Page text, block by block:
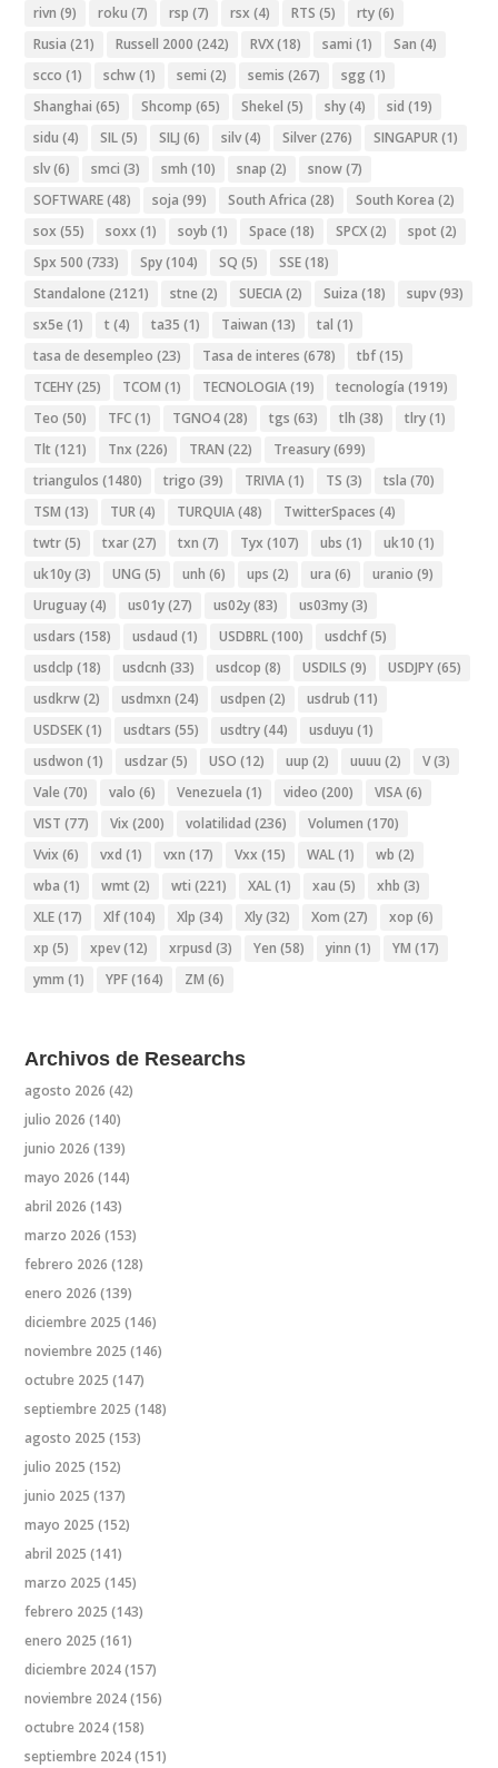
rivn (9) roku (7) rsp (7) rsx (4) RTS (5) rty(6)
Rusia (21) Russell 2000 (242) RVX(18) sami (1) San (4)
scco (1) schw(1) semi (2) semis (267) sgg (1)
Shanghai (65) Shcomp (65) Shekel (5) shy(4) sid (19)
sidu (4) SIL(5) SILJ (6) silv(4) Silver(276) SINGAPUR(1)
slv(6) smci (3) smh (10) snap (2) snow(7)
SOFTWARE(48) soja (99) South Africa (28) South Korea (2)
sox (55) soxx (1) soyb (1) Space (18) SPCX(2) spot (2)
Spx 500 (733) Spy(104) SQ (5) SSE(18)
Standalone (2121) stne (2) SUECIA(2) Suiza (18) supv(93)
sx5e (1) t (4) ta35 (1) Taiwan (13) tal (1)
tasa de desempleo (23) Tasa de interes (678) tbf(15)
TCEHY(25) TCOM (1) TECNOLOGIA(19) tecnología (1919)
Teo (50) TFC(1) TGNO4(28) tgs (63) tlh (38) tlry(1)
Tlt (121) Tnx (226) TRAN (22) Treasury(699)
triangulos (1480) trigo (39) TRIVIA(1) TS (3) tsla (70)
TSM (13) TUR(4) TURQUIA(48) TwitterSpaces (4)
twtr(5) txar(27) txn (7) Tyx (107) ubs (1) uk10 (1)
uk10y(3) UNG (5) unh (6) ups (2) ura (6) uranio (9)
Uruguay(4) us01y(27) us02y(83) us03my(3)
usdars (158) usdaud (1) USDBRL(100) usdchf(5)
usdclp (18) usdcnh (33) usdcop (8) USDILS (9) USDJPY(65)
usdkrw(2) usdmxn (24) usdpen (2) usdrub (11)
USDSEK(1) usdtars (55) usdtry(44) usduyu (1)
usdwon (1) usdzar(5) USO (12) uup (2) uuuu (2) V(3)
Vale (70) valo (6) Venezuela (1) video (200) VISA(6)
VIST (77) Vix (200) volatilidad (236) Volumen (170)
Vvix (6) vxd (1) vxn (17) Vxx (15) WAL(1) wb (2)
wba (1) wmt (2) wti (221) XAL(1) xau (5) xhb (3)
XLE(17) Xlf(104) Xlp (34) Xly(32) Xom (27) xop (6)
xp (5) xpev(12) xrpusd (3) Yen (58) yinn (1) YM (17)
ymm (1) YPF(164) ZM (6)
Archivos de Researchs
agosto 2026 (42)
julio 2026 (140)
junio 2026 (139)
mayo 2026 (144)
abril 2026 (143)
marzo 2026 (153)
febrero 2026 (128)
enero 2026 (139)
diciembre 2025 (146)
noviembre 2025 (146)
octubre 2025 (147)
septiembre 2025 (148)
agosto 2025 (153)
julio 2025 (152)
junio 2025 (137)
mayo 2025 (152)
abril 2025 (141)
marzo 2025 (145)
febrero 2025 (143)
enero 2025 (161)
diciembre 2024(157)
noviembre 2024(156)
octubre 2024(158)
septiembre 2024(151)